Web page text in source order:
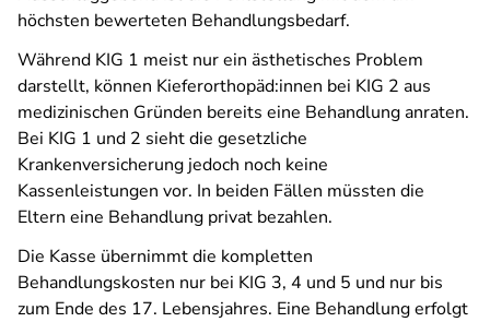
höchsten bewerteten Behandlungsbedarf.
Während KIG 1 meist nur ein ästhetisches Problem
darstellt, können Kieferorthopäd:innen bei KIG 2 aus
medizinischen Gründen bereits eine Behandlung anraten.
Bei KIG 1 und 2 sieht die gesetzliche
Krankenversicherung jedoch noch keine
Kassenleistungen vor. In beiden Fällen müssten die
Eltern eine Behandlung privat bezahlen.
Die Kasse übernimmt die kompletten
Behandlungskosten nur bei KIG 3, 4 und 5 und nur bis
zum Ende des 17. Lebensjahres. Eine Behandlung erfolgt